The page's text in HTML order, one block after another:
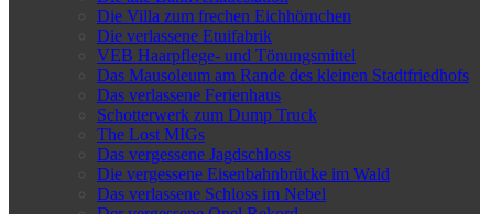
Die Villa zum frechen Eichhörnchen
Die verlassene Etuifabrik
VEB Haarpflege- und Tönungsmittel
Das Mausoleum am Rande des kleinen Stadtfriedhofs
Das verlassene Ferienhaus
Schotterwerk zum Dump Truck
The Lost MIGs
Das vergessene Jagdschloss
Die vergessene Eisenbahnbrücke im Wald
Das verlassene Schloss im Nebel